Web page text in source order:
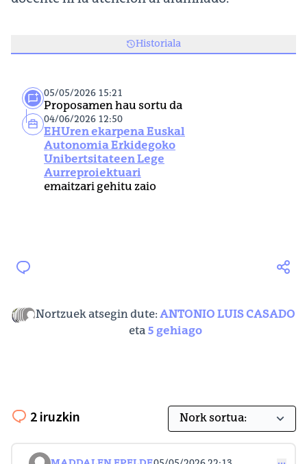
Historiala
05/05/2026 15:21
Proposamen hau sortu da
04/06/2026 12:50
EHUren ekarpena Euskal
Autonomia Erkidegoko
Unibertsitateen Lege
Aurreproiektuari
emaitzari gehitu zaio
Nortzuek atsegin dute:ANTONIO LUIS CASADO
eta
5 gehiago
2 iruzkin